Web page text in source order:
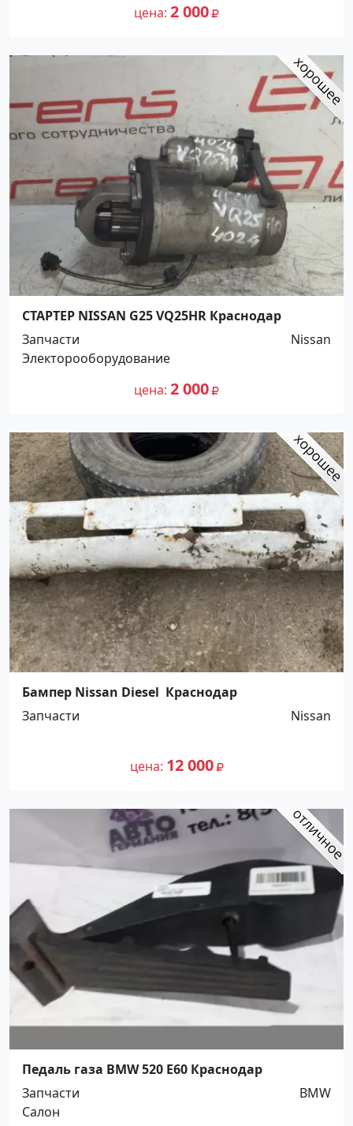
цена 2 000
СТАРТЕР NISSAN G25 VQ25HR Краснодар
Запчасти
Nissan
Электорооборудование
цена 2 000
Бампер Nissan Diesel Краснодар
Запчасти
Nissan
цена 12 000
Педаль газа BMW 520 E60 Краснодар
Запчасти
BMW
Салон